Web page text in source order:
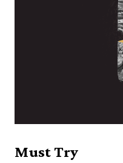
Must Try